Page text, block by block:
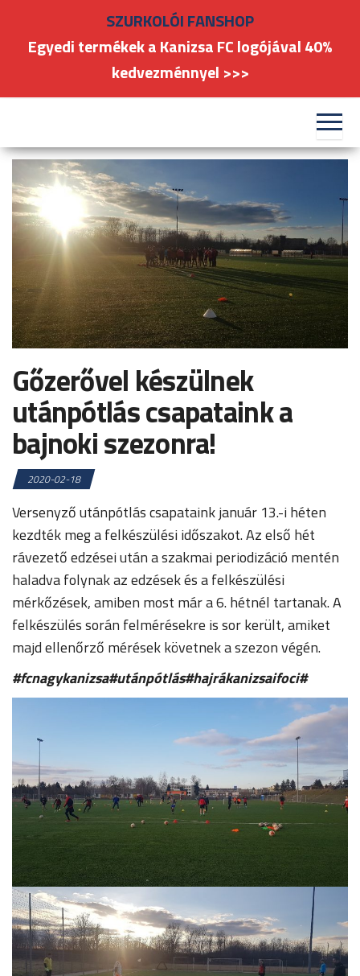
FC
#kanizsafoci
Gőzerővel készülnek
utánpótlás csapataink a
bajnoki szezonra!
2020-02-18
Versenyző utánpótlás csapataink január 13.-i héten
kezdték meg a felkészülési időszakot. Az első hét
rávezető edzései után a szakmai periodizáció mentén
haladva folynak az edzések és a felkészülési
mérkőzések, amiben most már a 6. hétnél tartanak. A
felkészülés során felmérésekre is sor került, amiket
majd ellenőrző mérések követnek a szezon végén.
#fcnagykanizsa#utánpótlás#hajrákanizsaifoci#
SZURKOLÓI FANSHOP
Egyedi termékek a Kanizsa FC logójával 40%
kedvezménnyel >>>